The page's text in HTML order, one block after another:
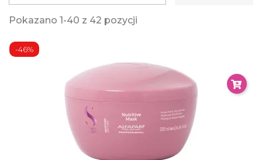
Pokazano 1-40 z 42 pozycji
-46%